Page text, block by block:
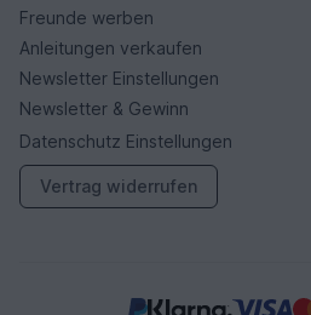
Freunde werben
Anleitungen verkaufen
Newsletter Einstellungen
Newsletter & Gewinn
Datenschutz Einstellungen
Vertrag widerrufen